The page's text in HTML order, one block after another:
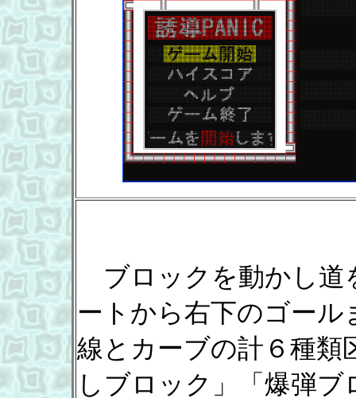
ブロックを動かし道
ートから右下のゴー
線とカーブの計６種類
しブロック」「爆弾